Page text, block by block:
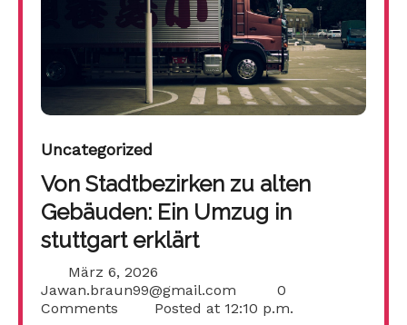
Uncategorized
Von Stadtbezirken zu alten
Gebäuden: Ein Umzug in
stuttgart erklärt
März 6, 2026
Jawan.braun99@gmail.com
0
Comments
Posted at 12:10 p.m.